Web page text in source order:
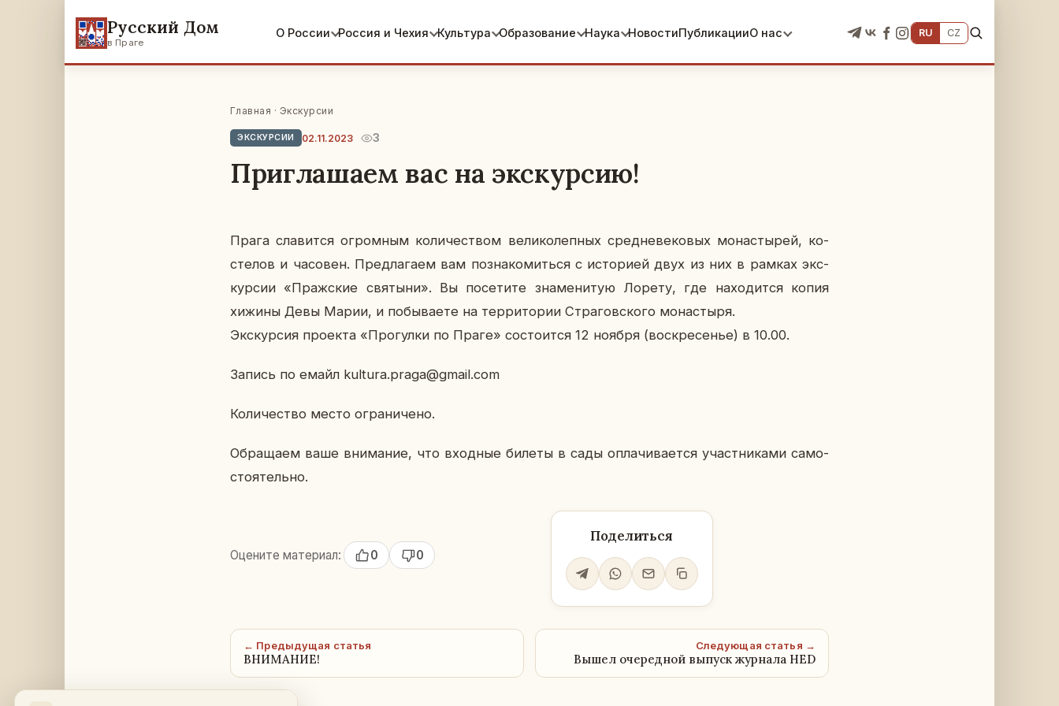
Русский Дом
в Праге
О России Россия и Чехия Культура Образование Наука НовостиПубликацииО нас RU CZ
Главная · Экскурсии
ЭКСКУРСИИ 02.11.2023 3
Приглашаем вас на экскурсию!
Прага сла­вит­ся огром­ным ко­ли­че­ством ве­ли­ко­леп­ных сред­не­ве­ко­вых мо­на­сты­рей, ко­
сте­лов и ча­со­вен. Пред­ла­га­ем вам по­зна­ко­мить­ся с ис­то­ри­ей двух из них в рамках экс­
кур­сии «Праж­ские свя­ты­ни». Вы по­се­ти­те зна­ме­ни­тую Лорету, где на­хо­дит­ся копия
хижины Девы Марии, и по­бы­ва­е­те на тер­ри­то­рии Стра­гов­ско­го мо­на­сты­ря.
Экс­кур­сия про­ек­та «Про­гул­ки по Праге» со­сто­ит­ся 12 ноября (вос­кре­се­нье) в 10.00.
Запись по емайл kultura.praga@gmail.com
Ко­ли­че­ство место огра­ни­че­но.
Об­ра­ща­ем ваше вни­ма­ние, что вход­ные билеты в сады опла­чи­ва­ет­ся участ­ни­ка­ми са­мо­
сто­я­тель­но.
Оцените материал: 0 0
Поделиться
← Предыдущая статья
ВНИМАНИЕ!
Следующая статья →
Вышел очередной выпуск журнала HED